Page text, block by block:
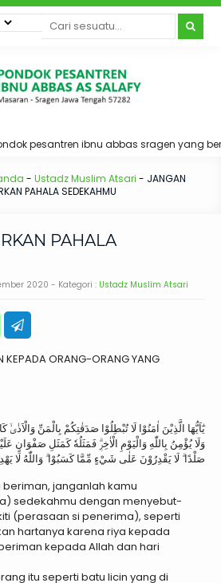
pesantren ibnu abbas sragen yang
- Ustadz Muslim Atsari - JANGAN
PAHALA SEDEKAHMU
PAHALA
2020 - Kategori : Ustadz Muslim Atsari
KEPADA ORANG-ORANG YANG
يٰٓاَيُّهَا الَّذِيْنَ اٰمَنُوْا لَا تُبْطِلُوْا صَدَقٰتِكُمْ بِالْمَنِّ
وَلَا يُؤْمِنُ بِاللّٰهِ وَالْيَوْمِ الْاٰخِرِۗ فَمَثَلُهٗ كَمَثَلِ صَفْوَانٍ
صَلْدًا ۗ لَا يَقْدِرُوْنَ عَلٰى شَيْءٍ مِّمَّا كَسَبُوْا ۗ وَاللّٰهُ لَا
janganlah kamu
sedekahmu dengan menyebut-
(perasaan si penerima), seperti
hartanya karena riya kepada
kepada Allah dan hari
itu seperti batu licin yang di